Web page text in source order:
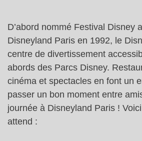
D’abord nommé Festival Disney
Disneyland Paris en 1992, le
centre de divertissement
abords des Parcs Disney.
cinéma et spectacles en font un
passer un bon moment entre
journée à Disneyland Paris !
attend :